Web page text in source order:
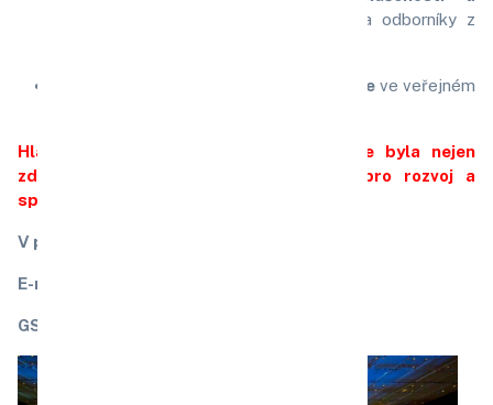
mezi účastníky a odborníky z
Inspirace k inovacím a zlepšování praxeve veřejném
Hlavním cílem je, aby každá konference byla nejen
zdrojem vzdělání, ale také impulsem pro rozvoj a
spolupráci.
V případě zájmu nás kontaktujte:
E-mail:
GSM: